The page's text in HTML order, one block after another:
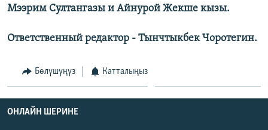
Мээрим Султангазы и Айнурой Жекше кызы.
Ответственный редактор - Тынчтыкбек Чоротегин.
Бөлүшүңүз Катталыңыз
ОНЛАЙН ШЕРИНЕ